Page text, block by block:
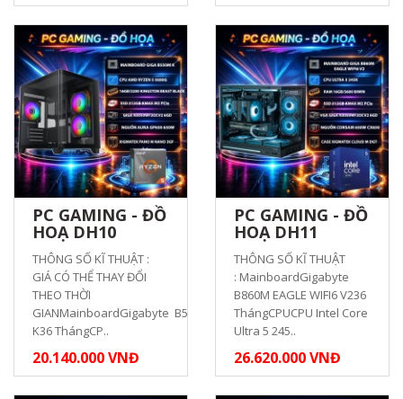
PC GAMING - ĐỒ
HOẠ DH10
THÔNG SỐ KĨ THUẬT :
GIÁ CÓ THỂ THAY ĐỔI
THEO THỜI
GIANMainboardGigabyte B550M
K36 ThángCP..
20.140.000 VNĐ
PC GAMING - ĐỒ
HOẠ DH11
THÔNG SỐ KĨ THUẬT
: MainboardGigabyte
B860M EAGLE WIFI6 V236
ThángCPUCPU Intel Core
Ultra 5 245..
26.620.000 VNĐ